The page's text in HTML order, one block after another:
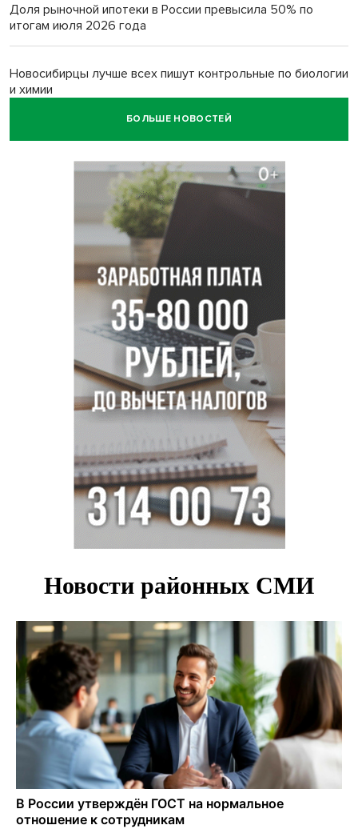
Доля рыночной ипотеки в России превысила 50% по
итогам июля 2026 года
Новосибирцы лучше всех пишут контрольные по биологии
и химии
Нейросеть для диагностики депрессии в крови создали в
Двум бойцам СВО после минно-взрывной травмы
«оживили» нервы в Новосибирске
Персидский ковер «108 шахов» впервые вывезли из музея
Востока в Новосибирск
Актриса из Новосибирска Евгения Туркова сыграла мать
в сериале «Малой»
БОЛЬШЕ НОВОСТЕЙ